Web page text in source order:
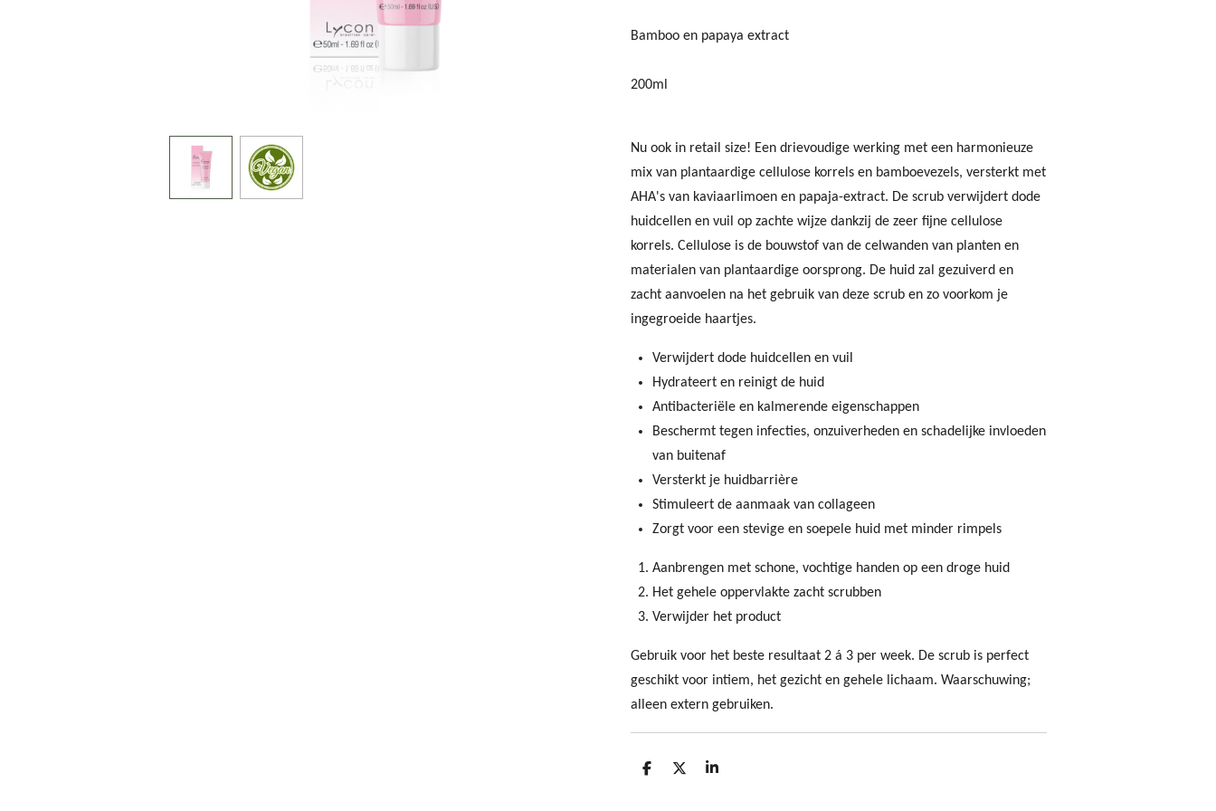
Bamboo en papaya extract
200ml
Nu ook in retail size! Een drievoudige werking met een harmonieuze
mix van plantaardige cellulose korrels en bamboevezels, versterkt met
AHA's van kaviaarlimoen en papaja-extract. De scrub verwijdert dode
huidcellen en vuil op zachte wijze dankzij de zeer fijne cellulose
korrels. Cellulose is de bouwstof van de celwanden van planten en
materialen van plantaardige oorsprong. De huid zal gezuiverd en
zacht aanvoelen na het gebruik van deze scrub en zo voorkom je
ingegroeide haartjes.
Verwijdert dode huidcellen en vuil
Hydrateert en reinigt de huid
Antibacteriële en kalmerende eigenschappen
Beschermt tegen infecties, onzuiverheden en schadelijke invloeden
van buitenaf
Versterkt je huidbarrière
Stimuleert de aanmaak van collageen
Zorgt voor een stevige en soepele huid met minder rimpels
Aanbrengen met schone, vochtige handen op een droge huid
Het gehele oppervlakte zacht scrubben
Verwijder het product
Gebruik voor het beste resultaat 2 á 3 per week. De scrub is perfect
geschikt voor intiem, het gezicht en gehele lichaam. Waarschuwing;
alleen extern gebruiken.
D
D
S